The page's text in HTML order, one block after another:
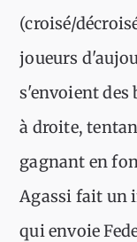
(croisé/
joueurs
s'envoient des
à droite,
gagnant en
Agassi fait un
qui envoie